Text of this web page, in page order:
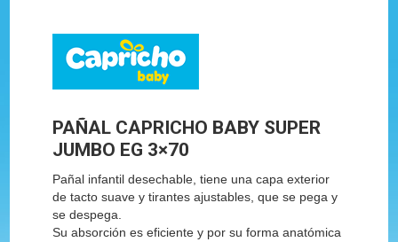
PAÑAL CAPRICHO BABY SUPER
JUMBO EG 3×70
Pañal infantil desechable, tiene una capa exterior
de tacto suave y tirantes ajustables, que se pega y
se despega.
Su absorción es eficiente y por su forma anatómica